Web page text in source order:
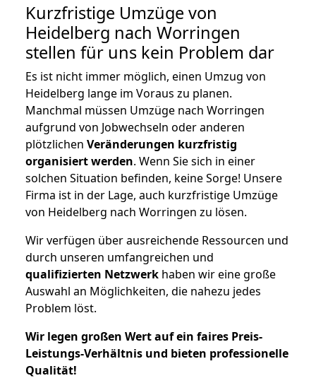
Kurzfristige Umzüge von
Heidelberg nach Worringen
stellen für uns kein Problem dar
Es ist nicht immer möglich, einen Umzug von
Heidelberg lange im Voraus zu planen.
Manchmal müssen Umzüge nach Worringen
aufgrund von Jobwechseln oder anderen
plötzlichen Veränderungen kurzfristig
organisiert werden. Wenn Sie sich in einer
solchen Situation befinden, keine Sorge! Unsere
Firma ist in der Lage, auch kurzfristige Umzüge
von Heidelberg nach Worringen zu lösen.
Wir verfügen über ausreichende Ressourcen und
durch unseren umfangreichen und
qualifizierten Netzwerk haben wir eine große
Auswahl an Möglichkeiten, die nahezu jedes
Problem löst.
Wir legen großen Wert auf ein faires Preis-
Leistungs-Verhältnis und bieten professionelle
Qualität!